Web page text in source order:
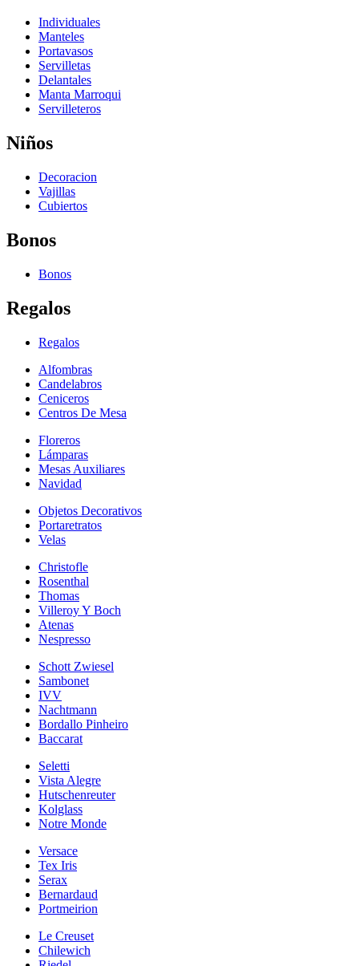
Individuales
Manteles
Portavasos
Servilletas
Delantales
Manta Marroqui
Servilleteros
Niños
Decoracion
Vajillas
Cubiertos
Bonos
Bonos
Regalos
Regalos
Alfombras
Candelabros
Ceniceros
Centros De Mesa
Floreros
Lámparas
Mesas Auxiliares
Navidad
Objetos Decorativos
Portaretratos
Velas
Christofle
Rosenthal
Thomas
Villeroy Y Boch
Atenas
Nespresso
Schott Zwiesel
Sambonet
IVV
Nachtmann
Bordallo Pinheiro
Baccarat
Seletti
Vista Alegre
Hutschenreuter
Kolglass
Notre Monde
Versace
Tex Iris
Serax
Bernardaud
Portmeirion
Le Creuset
Chilewich